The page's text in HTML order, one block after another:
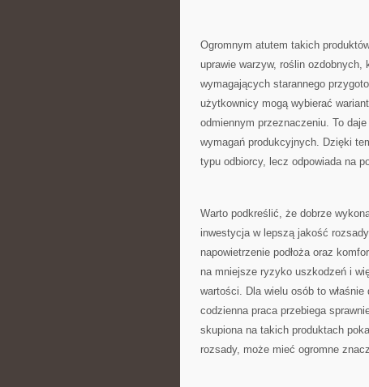
Ogromnym atutem takich
uprawie warzyw, roślin ozdobnych,
wymagających starannego
użytkownicy mogą wybierać
odmiennym przeznaczeniu. To
wymagań produkcyjnych. Dzięki
typu odbiorcy, lecz odpowiada na
Warto podkreślić, że dobrze
inwestycja w lepszą jakość
napowietrzenie podłoża oraz
na mniejsze ryzyko uszkodzeń i
wartości. Dla wielu osób to
codzienna praca przebiega
skupiona na takich produktach
rozsady, może mieć ogromne